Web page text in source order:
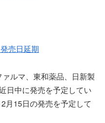
売日延期
ルマ、東和薬品、日新製
日中に発売を予定してい
月15日の発売を予定して